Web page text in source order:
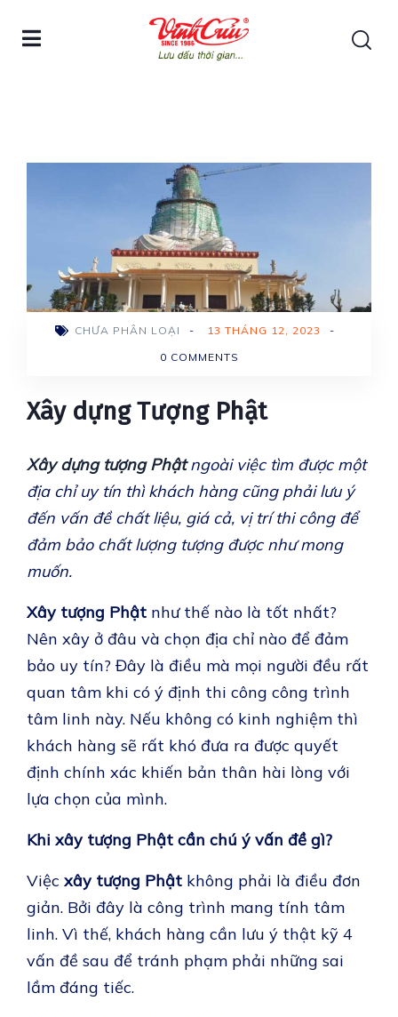
CHƯA PHÂN LOẠI - 13 THÁNG 12, 2023
-
0 COMMENTS
Xây dựng Tượng Phật
Xây dựng tượng Phậtngoài việc tìm được một
địa chỉ uy tín thì khách hàng cũng phải lưu ý
đến vấn đề chất liệu, giá cả, vị trí thi công để
đảm bảo chất lượng tượng được như mong
muốn.
Xây tượng Phật như thế nào là tốt nhất?
Nên xây ở đâu và chọn địa chỉ nào để đảm
bảo uy tín? Đây là điều mà mọi người đều rất
quan tâm khi có ý định thi công công trình
tâm linh này. Nếu không có kinh nghiệm thì
khách hàng sẽ rất khó đưa ra được quyết
định chính xác khiến bản thân hài lòng với
lựa chọn của mình.
Khi xây tượng Phật cần chú ý vấn đề gì?
Việc xây tượng Phật không phải là điều đơn
giản. Bởi đây là công trình mang tính tâm
linh. Vì thế, khách hàng cần lưu ý thật kỹ 4
vấn đề sau để tránh phạm phải những sai
lầm đáng tiếc.